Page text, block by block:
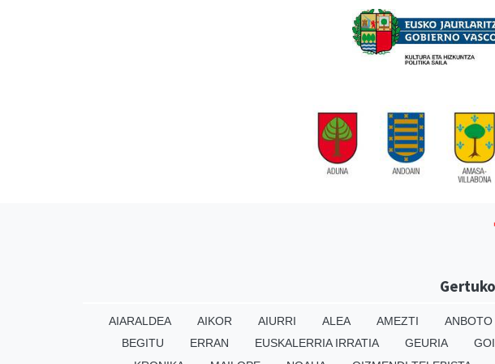
AIARALDEA AIKOR AIURRI ALEA AMEZTI ANBOTO
BEGITU
ERRAN EUSKALERRIA IRRATIA GEURIA